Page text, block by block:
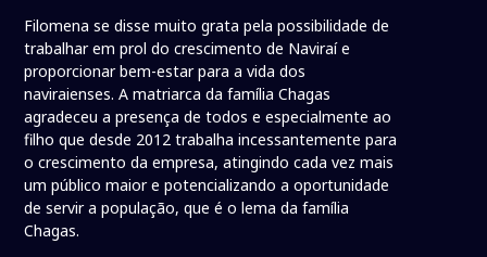
Filomena se disse muito grata pela possibilidade de
trabalhar em prol do crescimento de Naviraí e
proporcionar bem-estar para a vida dos
naviraienses. A matriarca da família Chagas
agradeceu a presença de todos e especialmente ao
filho que desde 2012 trabalha incessantemente para
o crescimento da empresa, atingindo cada vez mais
um público maior e potencializando a oportunidade
de servir a população, que é o lema da família
Chagas.